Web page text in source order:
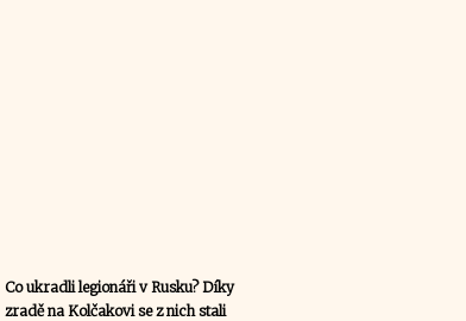
Co ukradli legionáři v Rusku? Díky
zradě na Kolčakovi se z nich stali